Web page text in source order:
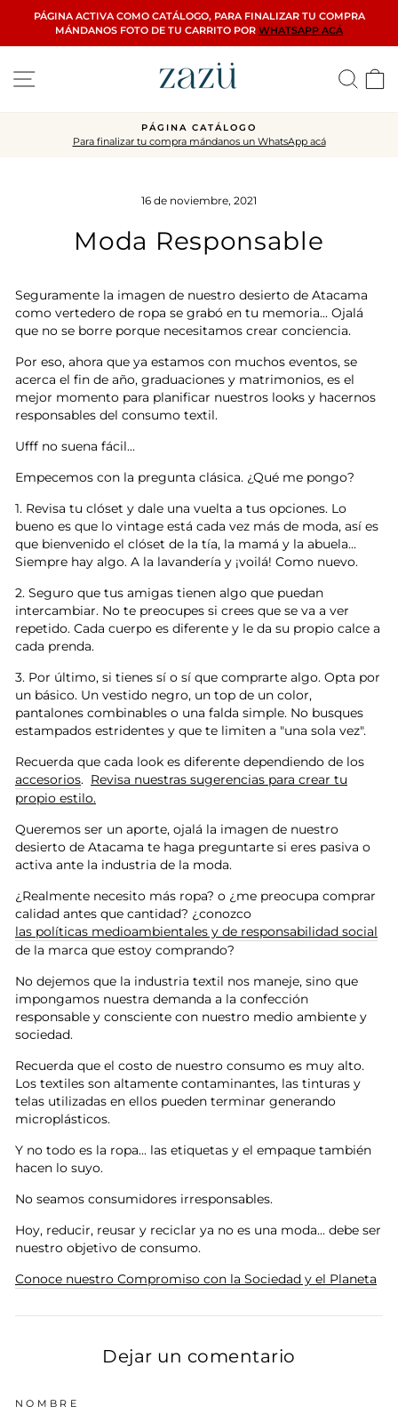
directamente
al
PÁGINA ACTIVA COMO CATÁLOGO, PARA FINALIZAR TU COMPRA
MÁNDANOS FOTO DE TU CARRITO POR WHATSAPP ACÁ
diapositivas
PÁGINA CATÁLOGO
Para finalizar tu compra mándanos un WhatsApp acá
16 de noviembre, 2021
Moda Responsable
Seguramente la imagen de nuestro desierto de Atacama
como vertedero de ropa se grabó en tu memoria... Ojalá
que no se borre porque necesitamos crear conciencia.
Por eso, ahora que ya estamos con muchos eventos, se
acerca el fin de año, graduaciones y matrimonios, es el
mejor momento para planificar nuestros looks y hacernos
responsables del consumo textil.
Ufff no suena fácil...
Empecemos con la pregunta clásica. ¿Qué me pongo?
1. Revisa tu clóset y dale una vuelta a tus opciones. Lo
bueno es que lo vintage está cada vez más de moda, así es
que bienvenido el clóset de la tía, la mamá y la abuela...
Siempre hay algo. A la lavandería y ¡voilá! Como nuevo.
2. Seguro que tus amigas tienen algo que puedan
intercambiar. No te preocupes si crees que se va a ver
repetido. Cada cuerpo es diferente y le da su propio calce a
cada prenda.
3. Por último, si tienes sí o sí que comprarte algo. Opta por
un básico. Un vestido negro, un top de un color,
pantalones combinables o una falda simple. No busques
estampados estridentes y que te limiten a "una sola vez".
Recuerda que cada look es diferente dependiendo de los
accesorios. Revisa nuestras sugerencias para crear tu
propio estilo.
Queremos ser un aporte, ojalá la imagen de nuestro
desierto de Atacama te haga preguntarte si eres pasiva o
activa ante la industria de la moda.
¿Realmente necesito más ropa? o ¿me preocupa comprar
calidad antes que cantidad? ¿conozco
las políticas medioambientales y de responsabilidad social
de la marca que estoy comprando?
No dejemos que la industria textil nos maneje, sino que
impongamos nuestra demanda a la confección
responsable y consciente con nuestro medio ambiente y
sociedad.
Recuerda que el costo de nuestro consumo es muy alto.
Los textiles son altamente contaminantes, las tinturas y
telas utilizadas en ellos pueden terminar generando
microplásticos.
Y no todo es la ropa... las etiquetas y el empaque también
hacen lo suyo.
No seamos consumidores irresponsables.
Hoy, reducir, reusar y reciclar ya no es una moda... debe ser
nuestro objetivo de consumo.
Conoce nuestro Compromiso con la Sociedad y el Planeta
Dejar un comentario
NOMBRE